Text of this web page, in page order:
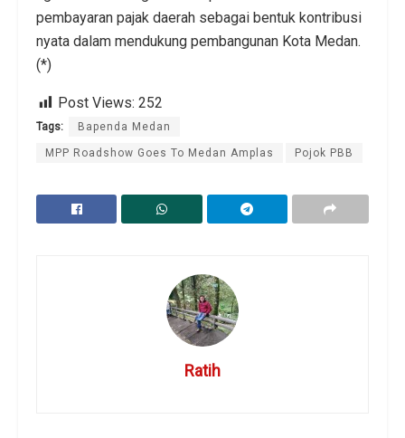
pembayaran pajak daerah sebagai bentuk kontribusi
nyata dalam mendukung pembangunan Kota Medan.
(*)
Post Views: 252
Tags: Bapenda Medan
MPP Roadshow Goes To Medan Amplas Pojok PBB
Ratih